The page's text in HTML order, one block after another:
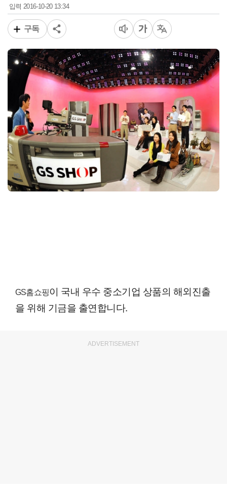
입력2016-10-20 13:34
구독
GS홈쇼핑이 국내 우수 중소기업 상품의 해외진출
을 위해 기금을 출연합니다.
ADVERTISEMENT